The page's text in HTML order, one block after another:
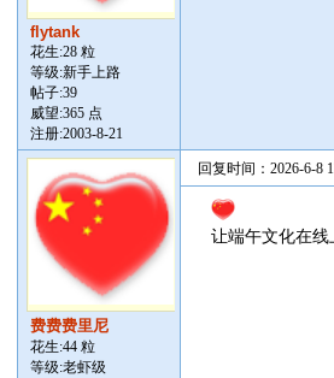
flytank
花生:28 粒
等级:新手上路
帖子:39
威望:365 点
注册:2003-8-21
费费费里尼
花生:44 粒
等级:老虾级
回复时间：2026-6-8
让端午文化在